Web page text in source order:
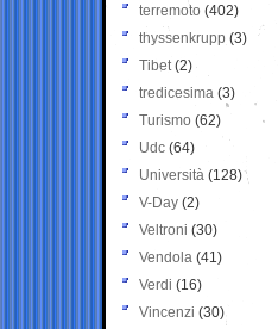
terremoto (402)
thyssenkrupp (3)
Tibet(2)
tredicesima (3)
Turismo (62)
Udc (64)
Università (128)
V-Day (2)
Veltroni (30)
Vendola (41)
Verdi (16)
Vincenzi (30)